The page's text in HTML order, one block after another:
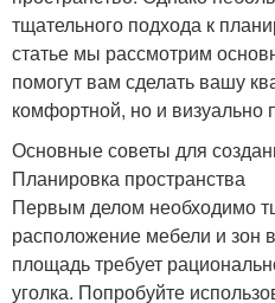
тщательного подхода к
статье мы рассмотрим
помогут вам сделать вашу
комфортной, но и визуально
Основные советы для
Планировка пространства
Первым делом необходимо
расположение мебели и зон
площадь требует
уголка. Попробуйте